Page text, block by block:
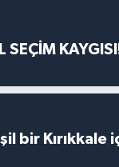
SEÇİM
bir